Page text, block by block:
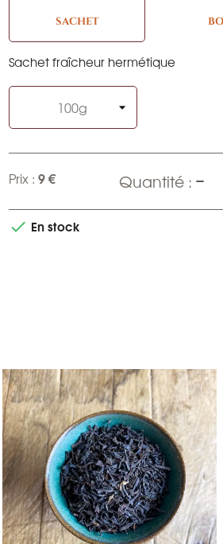
SACHET
Sachet fraîcheur hermétique
Prix : 9 € Quantité :
 En stock